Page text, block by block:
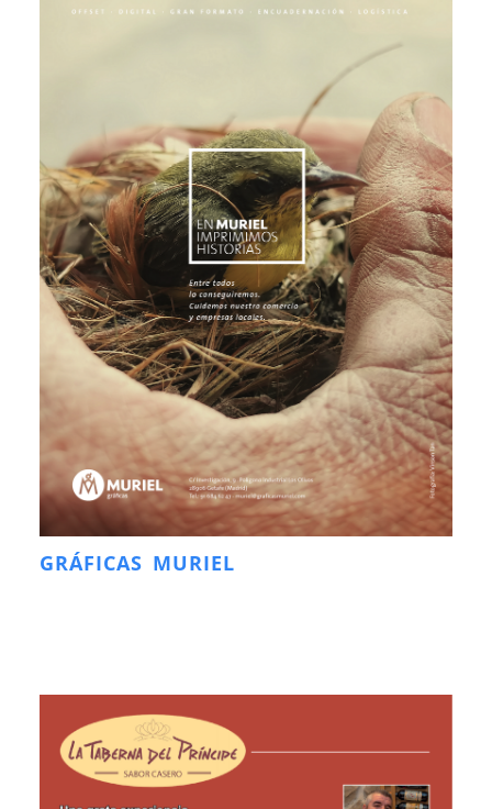
GRÁFICAS MURIEL